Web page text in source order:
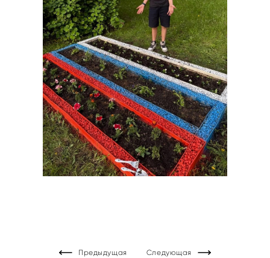
Предыдущая Следующая